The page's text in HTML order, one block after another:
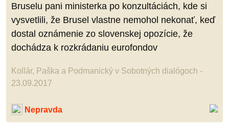
Bruselu pani ministerka po konzultáciách, kde si
vysvetlili, že Brusel vlastne nemohol nekonať, keď
dostal oznámenie zo slovenskej opozície, že
dochádza k rozkrádaniu eurofondov
Kollár, Paška a Podmanický v Sobotných dialógoch -
23.09.2017
Nepravda